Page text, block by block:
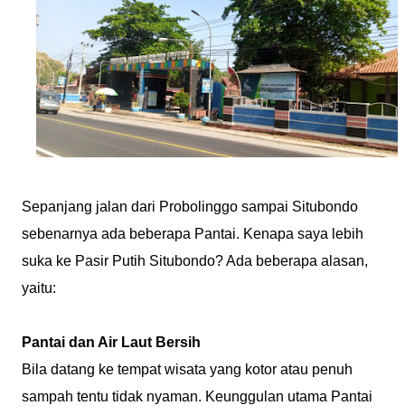
Sepanjang jalan dari Probolinggo sampai Situbondo
sebenarnya ada beberapa Pantai. Kenapa saya lebih
suka ke Pasir Putih Situbondo? Ada beberapa alasan,
yaitu:
Pantai dan Air Laut Bersih
Bila datang ke tempat wisata yang kotor atau penuh
sampah tentu tidak nyaman. Keunggulan utama Pantai